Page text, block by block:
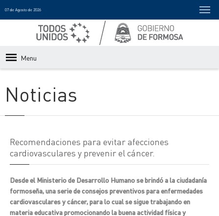
07 de Agosto de 2026
Menu
Noticias
Recomendaciones para evitar afecciones
cardiovasculares y prevenir el cáncer.
Desde el Ministerio de Desarrollo Humano se brindó a la ciudadanía
formoseña, una serie de consejos preventivos para enfermedades
cardiovasculares y cáncer, para lo cual se sigue trabajando en
materia educativa promocionando la buena actividad física y